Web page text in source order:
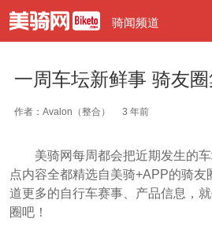
骑闻频道
一周车坛新鲜事 骑友
作者：Avalon（整合） 3 年前
美骑网每周都会把近期发生的
点内容全都精选自美骑+APP的骑友
道更多的自行车赛事、产品信息，
圈吧！